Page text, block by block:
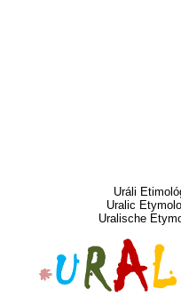
Uráli
Uralic
Uralische